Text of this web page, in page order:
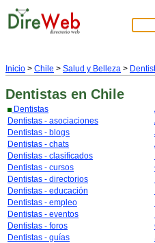
Inicio > Chile > Salud y Belleza >
Dentistas en Chile
Dentistas
Dentistas - asociaciones
Dentistas - blogs
Dentistas - chats
Dentistas - clasificados
Dentistas - cursos
Dentistas - directorios
Dentistas - educación
Dentistas - empleo
Dentistas - eventos
Dentistas - foros
Dentistas - guías